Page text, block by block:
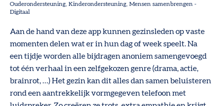
Ouderondersteuning Kinderondersteuning Mensen samenbrengen -
Digitaal
Aan de hand van deze app kunnen gezinsleden op vaste
momenten delen wat er in hun dag of week speelt. Na
een tijdje worden alle bijdragen anoniem samengevoegd
tot één verhaal in een zelfgekozen genre (drama, actie,
brainrot, …) Het gezin kan dit alles dan samen beluisteren
rond een aantrekkelijk vormgegeven telefoon met